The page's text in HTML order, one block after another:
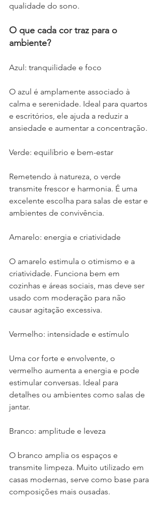
qualidade do sono.
O que cada cor traz para o
ambiente?
Azul: tranquilidade e foco
O azul é amplamente associado à
calma e serenidade. Ideal para quartos
e escritórios, ele ajuda a reduzir a
ansiedade e aumentar a concentração.
Verde: equilíbrio e bem-estar
Remetendo à natureza, o verde
transmite frescor e harmonia. É uma
excelente escolha para salas de estar e
ambientes de convivência.
Amarelo: energia e criatividade
O amarelo estimula o otimismo e a
criatividade. Funciona bem em
cozinhas e áreas sociais, mas deve ser
usado com moderação para não
causar agitação excessiva.
Vermelho: intensidade e estímulo
Uma cor forte e envolvente, o
vermelho aumenta a energia e pode
estimular conversas. Ideal para
detalhes ou ambientes como salas de
jantar.
Branco: amplitude e leveza
O branco amplia os espaços e
transmite limpeza. Muito utilizado em
casas modernas, serve como base para
composições mais ousadas.